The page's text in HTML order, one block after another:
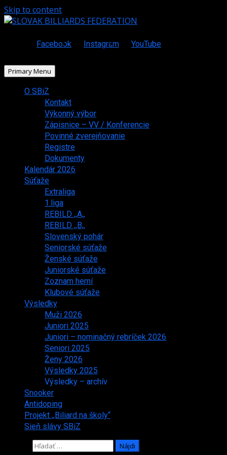
Skip to content
Facebook Instagram YouTube
Primary Menu
O SBiZ
Kontakt
Výkonný výbor
Zápisnice – VV / Konferencie
Povinné zverejňovanie
Registre
Dokumenty
Kalendár 2026
Súťaže
Extraliga
1.liga
REBILD ,,A,,
REBILD ,,B,,
Slovenský pohár
Seniorské súťaže
Ženské súťaže
Juniorské súťaže
Zoznam herní
Klubové súťaže
Výsledky
Muži 2026
Juniori 2025
Juniori – nominačný rebríček 2026
Seniori 2025
Ženy 2026
Výsledky 2025
Výsledky – archív
Snooker
Antidoping
Projekt ,,Biliard na školy“
Sieň slávy SBiZ